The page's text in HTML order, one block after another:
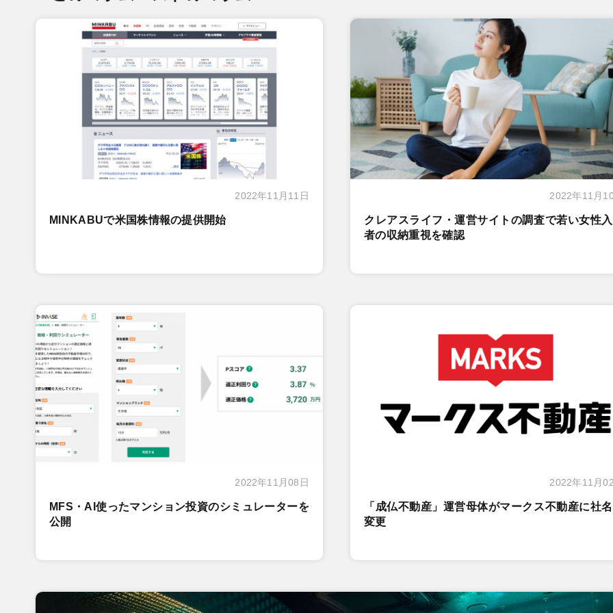
2022年11月11日
MINKABUで米国株情報の提供開始
2022年11月
クレアスライフ・運営サイトの調査で若い女性
者の収納重視を確認
2022年11月08日
MFS・AI使ったマンション投資のシミュレーターを
公開
2022年11月
「成仏不動産」運営母体がマークス不動産に社
変更